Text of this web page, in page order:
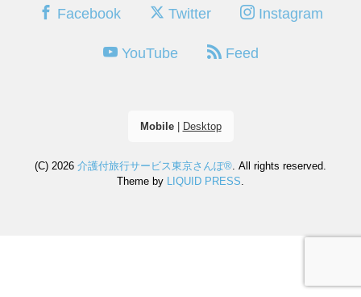
Facebook Twitter Instagram
YouTube Feed
Mobile| Desktop
(C) 2026 介護付旅行サービス東京さんぽ®. All rights reserved.
Theme by LIQUID PRESS.